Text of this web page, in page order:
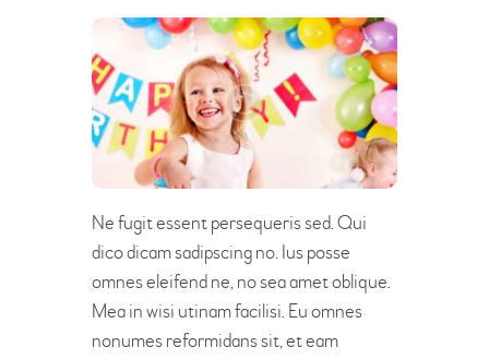
Ne fugit essent persequeris sed. Qui
dico dicam sadipscing no. Ius posse
omnes eleifend ne, no sea amet oblique.
Mea in wisi utinam facilisi. Eu omnes
nonumes reformidans sit, et eam